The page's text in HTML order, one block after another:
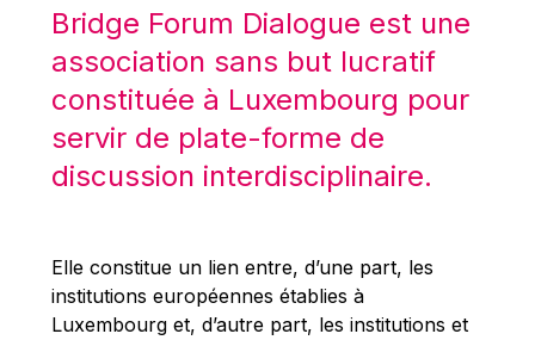
Mario Centeno
Mario Monti
Maroš ŠEFČOVIČ
Martin Bailey
Martine Reicherts
Michael Sohlman
Michel Goedert
Bridge Forum Dialogue est une
association sans but lucratif
constituée à Luxembourg pour
servir de plate-forme de
discussion interdisciplinaire.
Elle constitue un lien entre, d’une part, les
institutions européennes établies à
Luxembourg et, d’autre part, les institutions et